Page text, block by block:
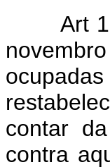
Art
contar
contra